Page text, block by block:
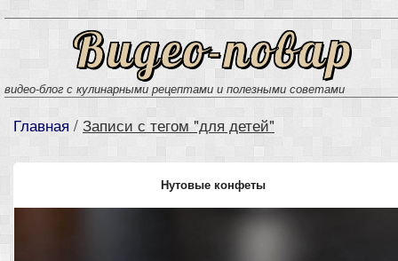
Видео-повар
видео-блог с кулинарными рецептами и полезными советами
Главная / Записи с тегом "для детей"
Нутовые конфеты